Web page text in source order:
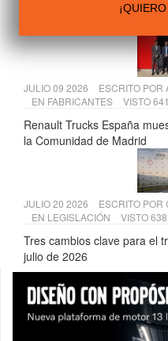
Scania presenta sus
JULIO 09 2026 ESCRITO POR
EN FABRICANTES VISTO
Renault Trucks España
la Comunidad de Madrid
JULIO 20 2026 ESCRITO POR
EN LEGISLACIÓN VISTO
Tres cambios clave para el
julio de 2026